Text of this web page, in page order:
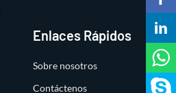
Enlaces Rápidos
Sobre nosotros
Contáctenos